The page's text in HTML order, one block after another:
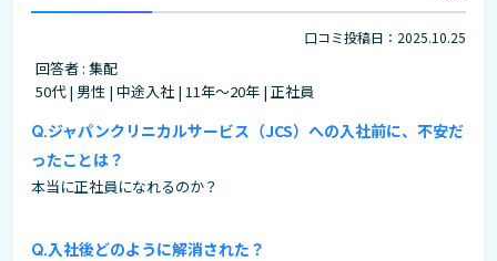
口コミ投稿日：2025.10.25
回答者 : 集配
50代 | 男性 | 中途入社 | 11年～20年 | 正社員
ジャパンクリニカルサービス（JCS）への入社前に、不安だ
ったことは？
本当に正社員になれるのか？
入社後どのように解消された？